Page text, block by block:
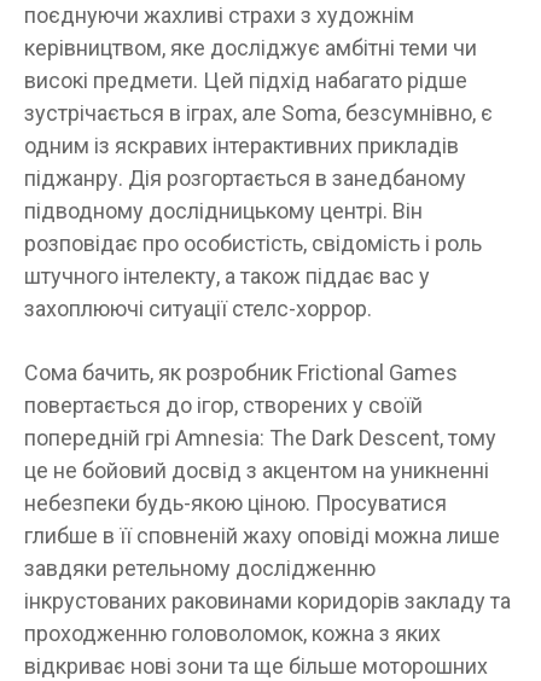
поєднуючи жахливі страхи з художнім
керівництвом, яке досліджує амбітні теми чи
високі предмети. Цей підхід набагато рідше
зустрічається в іграх, але Soma, безсумнівно, є
одним із яскравих інтерактивних прикладів
піджанру. Дія розгортається в занедбаному
підводному дослідницькому центрі. Він
розповідає про особистість, свідомість і роль
штучного інтелекту, а також піддає вас у
захоплюючі ситуації стелс-хоррор.
Сома бачить, як розробник Frictional Games
повертається до ігор, створених у своїй
попередній грі Amnesia: The Dark Descent, тому
це не бойовий досвід з акцентом на уникненні
небезпеки будь-якою ціною. Просуватися
глибше в її сповненій жаху оповіді можна лише
завдяки ретельному дослідженню
інкрустованих раковинами коридорів закладу та
проходженню головоломок, кожна з яких
відкриває нові зони та ще більше моторошних